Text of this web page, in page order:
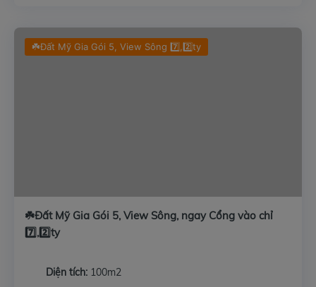
☘️Đất Mỹ Gia Gói 5, View Sông 7️⃣,2️⃣ty
☘️Đất Mỹ Gia Gói 5, View Sông, ngay Cổng vào chỉ
7️⃣,2️⃣ty
Diện tích: 100m2